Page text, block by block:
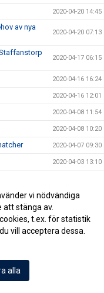
2020-04-20 14:45
av nya
2020-04-20 07:13
2020-04-17 06:15
2020-04-16 16:24
2020-04-16 12:01
2020-04-08 11:54
2020-04-08 10:20
2020-04-07 09:30
2020-04-03 13:10
2020-04-02 15:32
med
2020-03-14 10:10
vi nödvändiga
att stänga av.
t.ex. för statistik
vill acceptera dessa.
alla